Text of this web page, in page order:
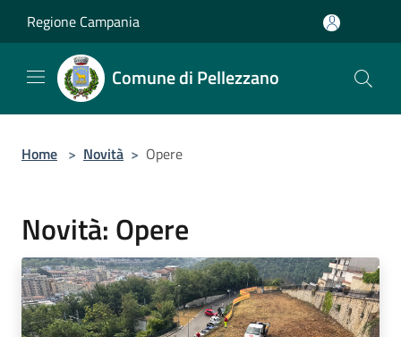
Regione Campania
Comune di Pellezzano
Home > Novità > Opere
Novità: Opere